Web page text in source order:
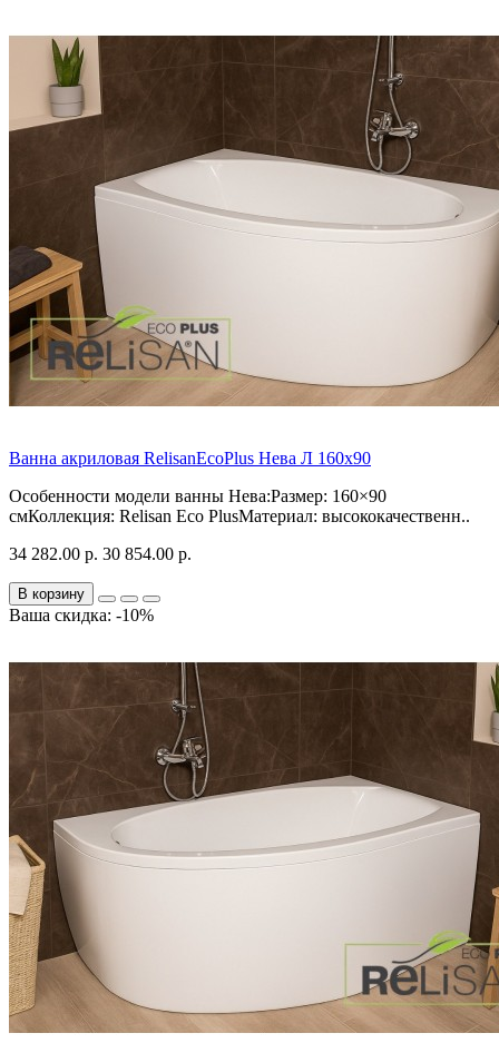
Ванна акриловая RelisanEcoPlus Нева Л 160х90
Особенности модели ванны Нева:Размер: 160×90
смКоллекция: Relisan Eco PlusМатериал: высококачественн..
34 282.00 р. 30 854.00 р.
В корзину
Ваша скидка: -10%